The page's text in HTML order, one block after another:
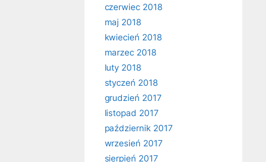
czerwiec 2018
maj 2018
kwiecień 2018
marzec 2018
luty 2018
styczeń 2018
grudzień 2017
listopad 2017
październik 2017
wrzesień 2017
sierpień 2017